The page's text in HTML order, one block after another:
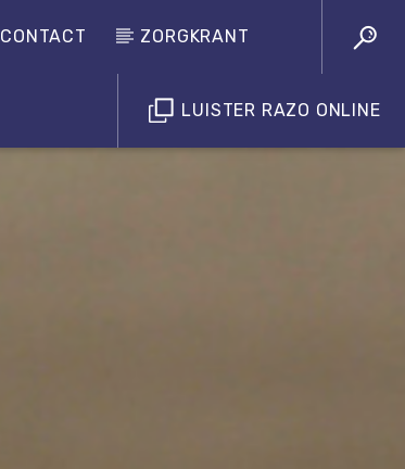
CONTACT ZORGKRANT
LUISTER RAZO ONLINE